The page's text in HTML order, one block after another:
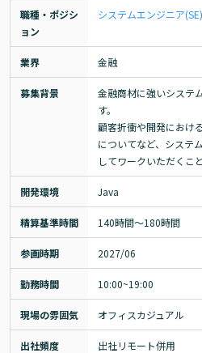
職種・ポジシ
ョン
システムエンジニア(SE)
業界 金融
募集背景
金融商材に強いシステ
す。
顧客折衝や開発におけ
についてなど、システ
してワークいただくこ
開発環境 Java
精算基準時間 140時間〜180時間
参画時期 2027/06
勤務時間 10:00~19:00
現場の雰囲気 オフィスカジュアル
出社頻度 出社リモート併用